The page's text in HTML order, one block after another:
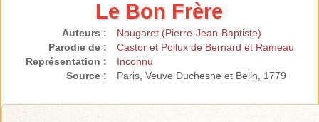
Le Bon Frère
Auteurs :
Nougaret (Pierre-Jean-Baptiste)
Parodie de :
Castor et Pollux de Bernard et Rameau
Représentation :
Inconnu
Source :
Paris, Veuve Duchesne et Belin, 1779